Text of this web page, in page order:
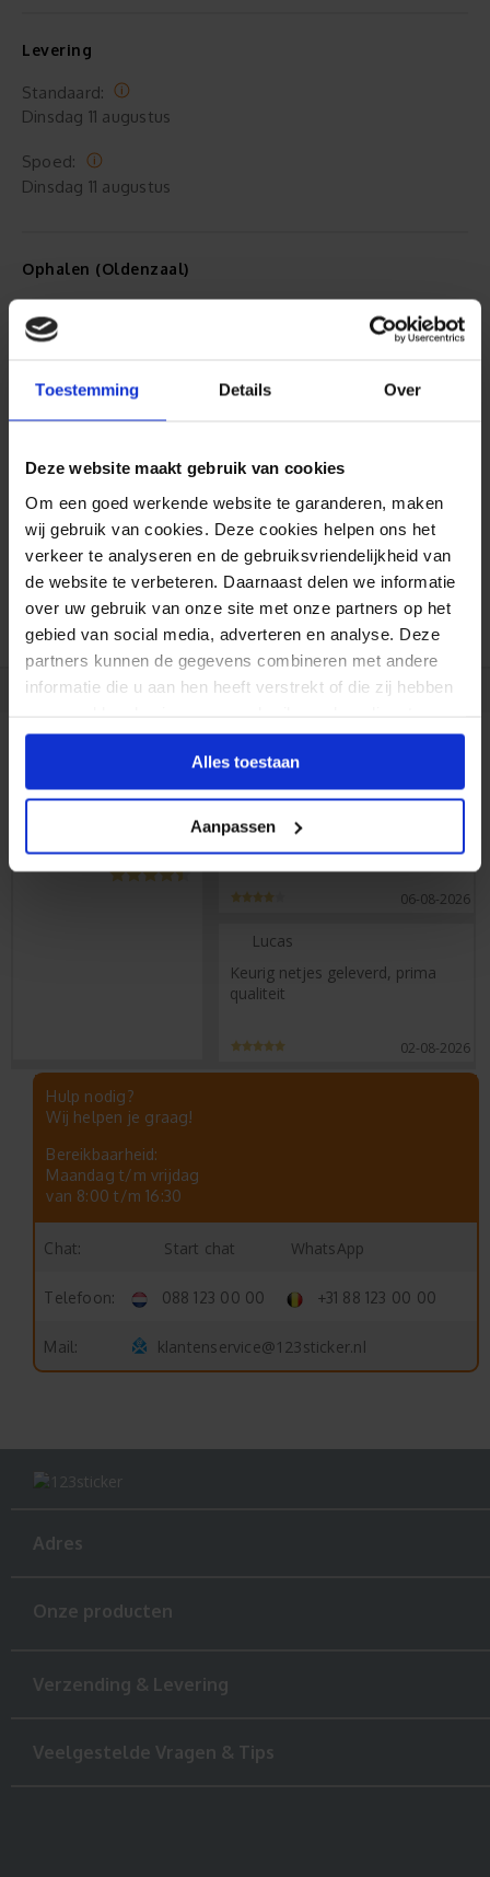
Toestemming Details Over
Deze website maakt gebruik van cookies
Om een goed werkende website te garanderen, maken
wij gebruik van cookies. Deze cookies helpen ons het
verkeer te analyseren en de gebruiksvriendelijkheid van
de website te verbeteren. Daarnaast delen we informatie
over uw gebruik van onze site met onze partners op het
gebied van social media, adverteren en analyse. Deze
partners kunnen de gegevens combineren met andere
informatie die u aan hen heeft verstrekt of die zij hebben
Alles toestaan
Aanpassen
Levering
Standaard:
Dinsdag 11 augustus
Spoed:
Dinsdag 11 augustus
Ophalen (Oldenzaal)
Maandag
Spoed:
10 augustus 15:00
Gratis verzending*
Al 35 jaar ervaring!
Duizenden klanten raden jou aan bij ons te
bestellen (lees de onafhankelijke reviews)
Peter
Prima stickers, snel geleverd
06-08-2026
Lucas
Keurig netjes geleverd, prima
qualiteit
02-08-2026
Hulp nodig?
Wij helpen je graag!
Bereikbaarheid:
Maandag t/m vrijdag
van 8:00 t/m 16:30
Chat: Start chat WhatsApp
Telefoon: 088 123 00 00 +31 88 123 00 00
Mail: klantenservice@123sticker.nl
Adres
Onze producten
Verzending & Levering
Veelgestelde Vragen & Tips